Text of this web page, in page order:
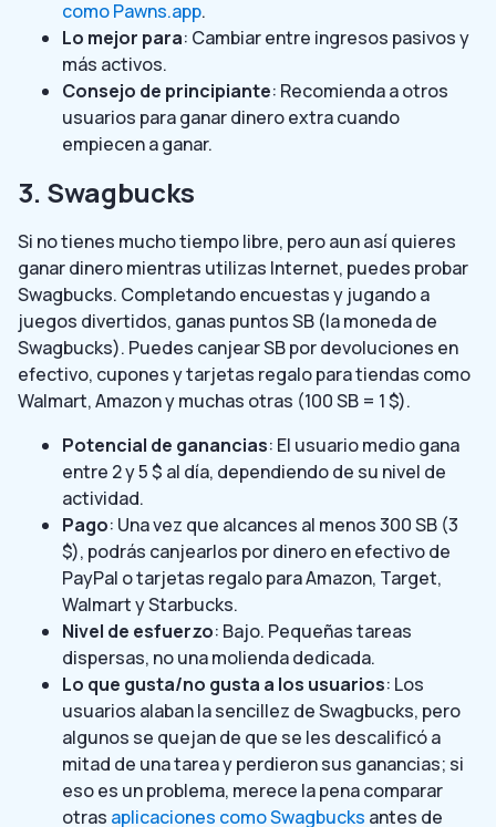
como Pawns.app.
Lo mejor para: Cambiar entre ingresos pasivos y
más activos.
Consejo de principiante: Recomienda a otros
usuarios para ganar dinero extra cuando
empiecen a ganar.
3. Swagbucks
Si no tienes mucho tiempo libre, pero aun así quieres
ganar dinero mientras utilizas Internet, puedes probar
Swagbucks. Completando encuestas y jugando a
juegos divertidos, ganas puntos SB (la moneda de
Swagbucks). Puedes canjear SB por devoluciones en
efectivo, cupones y tarjetas regalo para tiendas como
Walmart, Amazon y muchas otras (100 SB = 1 $).
Potencial de ganancias: El usuario medio gana
entre 2 y 5 $ al día, dependiendo de su nivel de
actividad.
Pago: Una vez que alcances al menos 300 SB (3
$), podrás canjearlos por dinero en efectivo de
PayPal o tarjetas regalo para Amazon, Target,
Walmart y Starbucks.
Nivel de esfuerzo: Bajo. Pequeñas tareas
dispersas, no una molienda dedicada.
Lo que gusta/no gusta a los usuarios: Los
usuarios alaban la sencillez de Swagbucks, pero
algunos se quejan de que se les descalificó a
mitad de una tarea y perdieron sus ganancias; si
eso es un problema, merece la pena comparar
otras aplicaciones como Swagbucks antes de